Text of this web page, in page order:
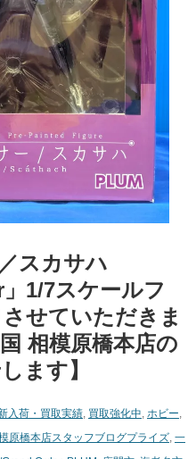
スカサハ
1/7スケールフ
せていただきま
相模原橋本店の
ます】
入荷・買取実績 買取強化中 ホビー
原橋本店スタッフブログプライズ 一